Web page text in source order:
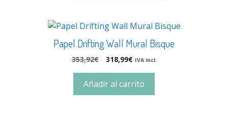
Papel Drifting Wall Mural Bisque
353,92€ 318,99€ IVA incl.
Añadir al carrito